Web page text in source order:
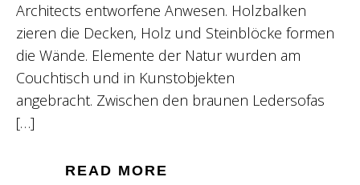
Architects entworfene Anwesen. Holzbalken
zieren die Decken, Holz und Steinblöcke formen
die Wände. Elemente der Natur wurden am
Couchtisch und in Kunstobjekten
angebracht. Zwischen den braunen Ledersofas
[…]
READ MORE